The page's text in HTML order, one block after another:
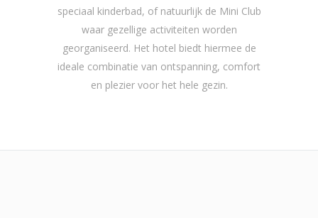
speciaal kinderbad, of natuurlijk de Mini Club
waar gezellige activiteiten worden
georganiseerd. Het hotel biedt hiermee de
ideale combinatie van ontspanning, comfort
en plezier voor het hele gezin.